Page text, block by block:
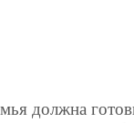
должна